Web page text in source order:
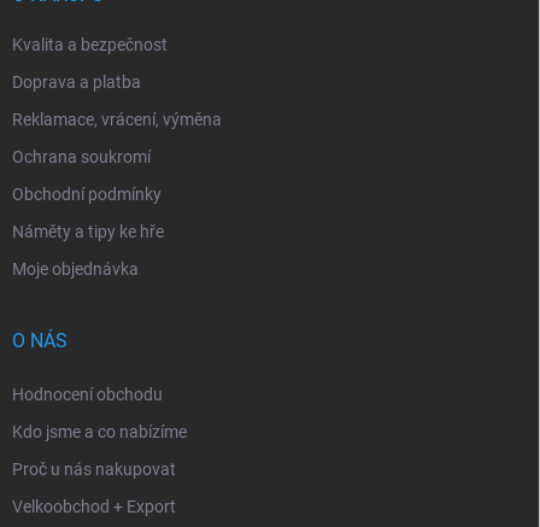
Kvalita a bezpečnost
Doprava a platba
Reklamace, vrácení, výměna
Ochrana soukromí
Obchodní podmínky
Náměty a tipy ke hře
Moje objednávka
O NÁS
Hodnocení obchodu
Kdo jsme a co nabízíme
Proč u nás nakupovat
Velkoobchod + Export